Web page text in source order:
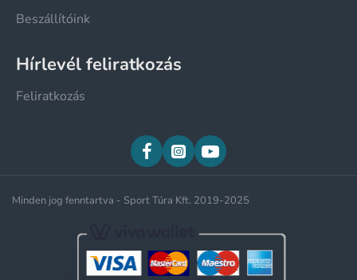
Beszállítóink
Hírlevél feliratkozás
Feliratkozás
Minden jog fenntartva - Sport Túra Kft. 2019-2025